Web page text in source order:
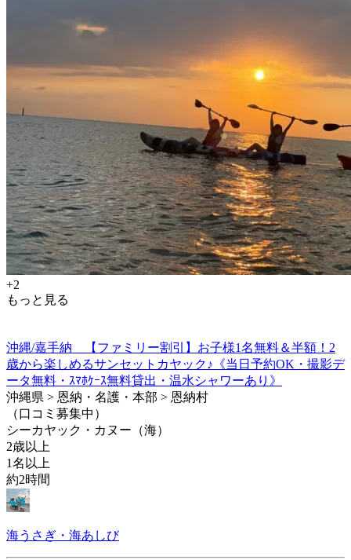
+2
もっと見る
沖縄/嘉手納 【ファミリー割引】お子様1名無料＆半額！2
歳から楽しめるサンセットカヤック♪《当日予約OK・撮影デ
ータ無料・ｽﾏﾎｹｰｽ無料貸出・温水シャワーあり》
沖縄県 > 恩納・名護・本部 > 恩納村
（口コミ募集中）
シーカヤック・カヌー（海）
2歳以上
1名以上
約2時間
海うさぎ・海あしび